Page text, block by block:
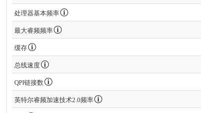
处理器基本频率
最大睿频频率
缓存
总线速度
QPI链接数
英特尔睿频加速技术2.0频率